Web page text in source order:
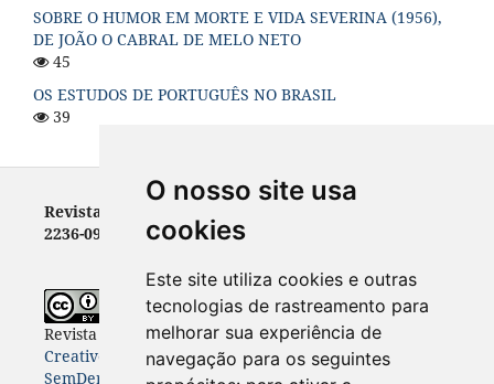
O nosso site usa
cookies
Este site utiliza cookies e outras
tecnologias de rastreamento para
melhorar sua experiência de
navegação para os seguintes
SOBRE O HUMOR EM MORTE E VIDA SEVERINA (1956),
DE JOÃO O CABRAL DE MELO NETO
45
OS ESTUDOS DE PORTUGUÊS NO BRASIL
39
Revista Letras - ISSN 0100-0888 (versão impressa) e
2236-0999 (versão eletrônica)
Revista Letrasestá licenciada com uma Licença
Creative Commons Atribuição-NãoComercial-
SemDerivações 4.0 Internacional .